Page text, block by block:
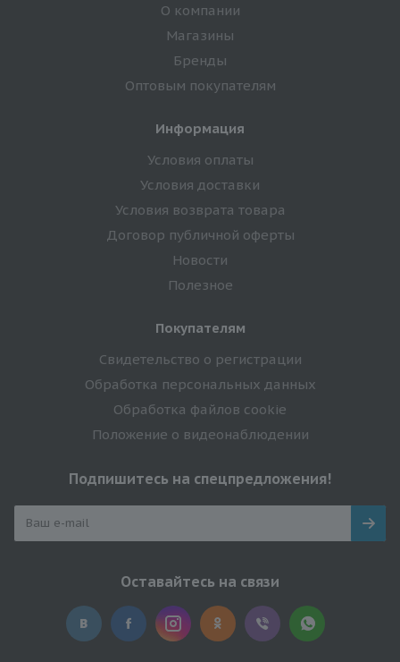
О компании
Магазины
Бренды
Оптовым покупателям
Информация
Условия оплаты
Условия доставки
Условия возврата товара
Договор публичной оферты
Новости
Полезное
Покупателям
Свидетельство о регистрации
Обработка персональных данных
Обработка файлов cookie
Положение о видеонаблюдении
Подпишитесь на спецпредложения!
Оставайтесь на связи